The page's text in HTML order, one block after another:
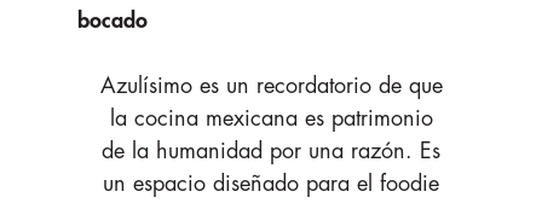
bocado
Azulísimo es un recordatorio de que
la cocina mexicana es patrimonio
de la humanidad por una razón. Es
un espacio diseñado para el foodie